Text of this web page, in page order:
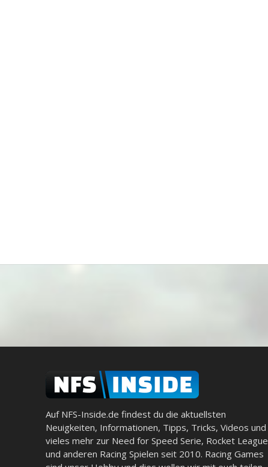
Auf NFS-Inside.de findest du die aktuellsten
Neuigkeiten, Informationen, Tipps, Tricks, Videos und
vieles mehr zur Need for Speed Serie, Rocket League
und anderen Racing Spielen seit 2010. Racing Games